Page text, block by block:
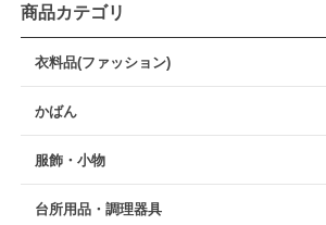
商品カテゴリ
衣料品(ファッション)
かばん
服飾・小物
台所用品・調理器具